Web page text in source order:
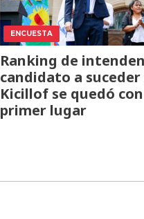
ENCUESTA
Ranking de
candidato a suceder
Kicillof se quedó
primer lugar